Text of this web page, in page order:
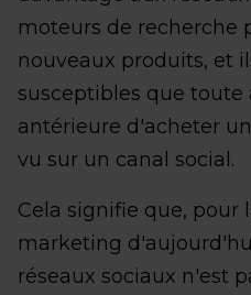
moteurs de recherche
nouveaux produits, et
susceptibles que toute
antérieure d'acheter
vu sur un canal social.
Cela signifie que, pour
marketing
réseaux sociaux n'est